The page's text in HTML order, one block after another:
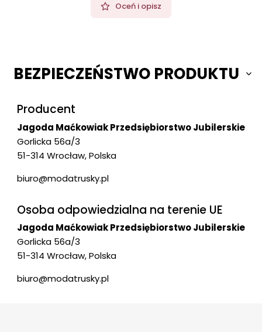
Oceń i opisz
BEZPIECZEŃSTWO PRODUKTU
Producent
Jagoda Maćkowiak Przedsiębiorstwo Jubilerskie
Gorlicka 56a/3
51-314 Wrocław, Polska
biuro@modatrusky.pl
Osoba odpowiedzialna na terenie UE
Jagoda Maćkowiak Przedsiębiorstwo Jubilerskie
Gorlicka 56a/3
51-314 Wrocław, Polska
biuro@modatrusky.pl